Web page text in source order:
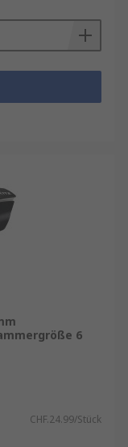
6
CHF.24.99/Stück